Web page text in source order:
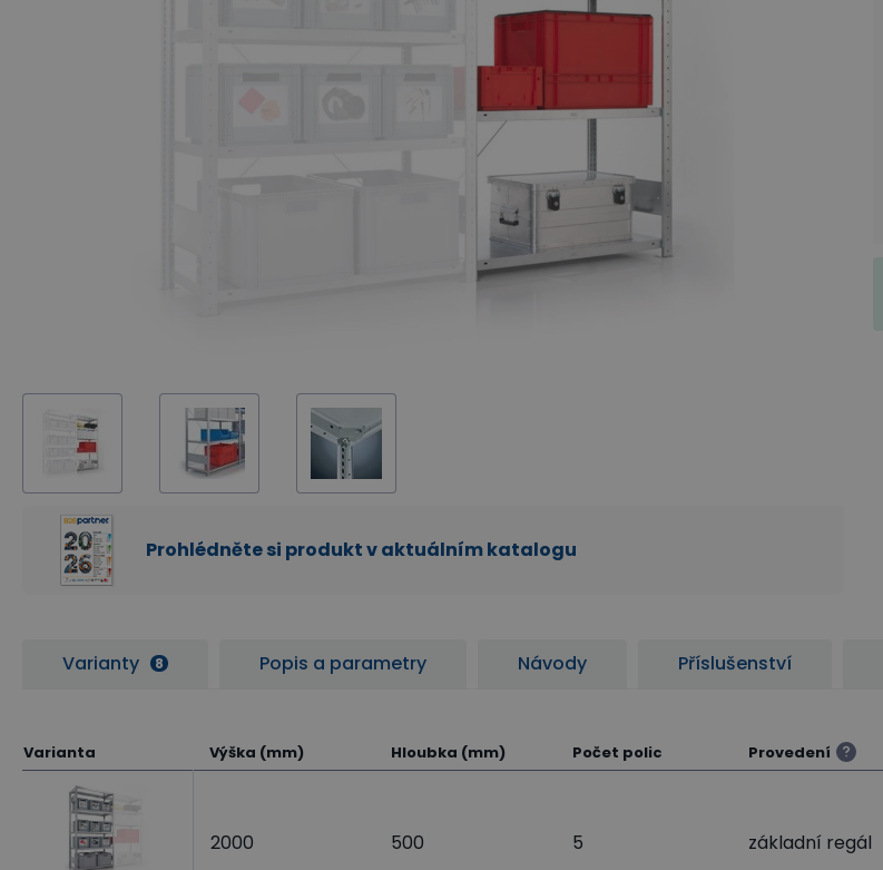
Prohlédněte si produkt v aktuálním katalogu
Varianty 8 Popis a parametry Návody Příslušenství
Varianta Výška (mm) Hloubka (mm) Počet polic Provedení
2000 500 5 základní regál